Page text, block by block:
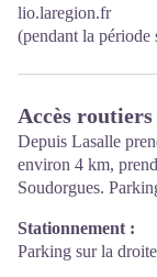
lio.laregion.fr
(pendant la période
Accès
Depuis Lasalle
environ 4 km,
Soudorgues.
Stationnement :
Parking sur la